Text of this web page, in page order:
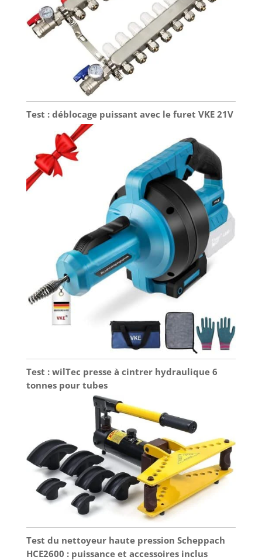
Test : déblocage puissant avec le furet VKE 21V
Test : wilTec presse à cintrer hydraulique 6
tonnes pour tubes
Test du nettoyeur haute pression Scheppach
HCE2600 : puissance et accessoires inclus